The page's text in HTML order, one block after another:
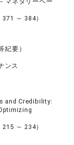
～ 384）
紀要）
ンス
and Credibility:
～ 234）